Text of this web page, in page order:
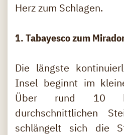
Herz zum Schlagen.
1. Tabayesco zum
Die längste
Insel beginnt im
Über rund 10
durchschnittlichen
schlängelt sich die